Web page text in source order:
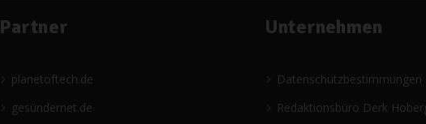
Partner
planetoftech.de
gesündernet.de
Unternehmen
Datenschutzbestimmungen
Redaktionsbüro Derk